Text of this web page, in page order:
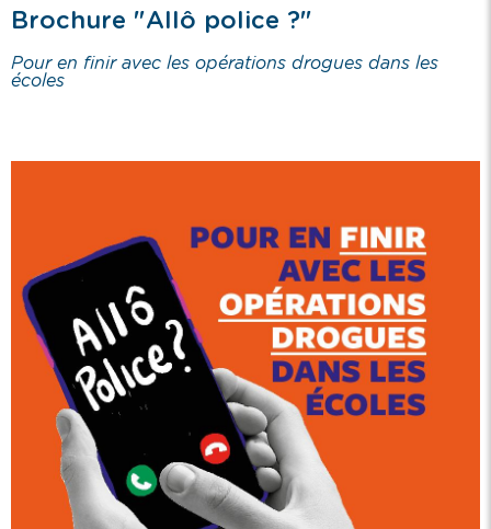
Brochure "Allô police ?"
Pour en finir avec les opérations drogues dans les
écoles